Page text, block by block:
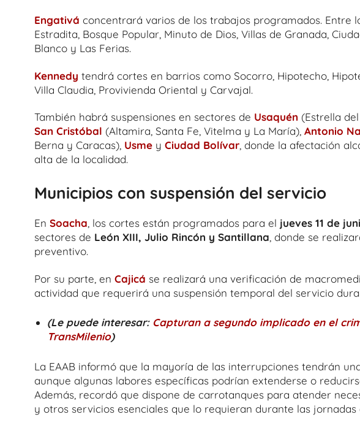
Engativá concentrará varios de los trabajos programados. Entre
Estradita, Bosque Popular, Minuto de Dios, Villas de Granada,
Blanco y Las Ferias.
Kennedy tendrá cortes en barrios como Socorro, Hipotecho,
Villa Claudia, Provivienda Oriental y Carvajal.
También habrá suspensiones en sectores de Usaquén (Estrella
San Cristóbal (Altamira, Santa Fe, Vitelma y La María), Antonio
Berna y Caracas), Usme y Ciudad Bolívar , donde la afectación
alta de la localidad.
Municipios con suspensión del servicio
En Soacha, los cortes están programados para el jueves 11 de
sectores de León XIII, Julio Rincón y Santillana, donde se
preventivo.
Por su parte, en Cajicá se realizará una verificación de
actividad que requerirá una suspensión temporal del servicio
(Le puede interesar: Capturan a segundo implicado en el
TransMilenio)
La EAAB informó que la mayoría de las interrupciones tendrán
aunque algunas labores específicas podrían extenderse o
Además, recordó que dispone de carrotanques para atender
y otros servicios esenciales que lo requieran durante las jornadas